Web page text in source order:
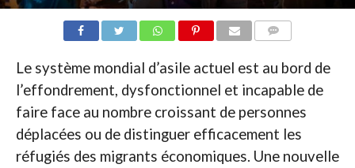
Le système mondial d’asile actuel est au bord de
l’effondrement, dysfonctionnel et incapable de
faire face au nombre croissant de personnes
déplacées ou de distinguer efficacement les
réfugiés des migrants économiques. Une nouvelle